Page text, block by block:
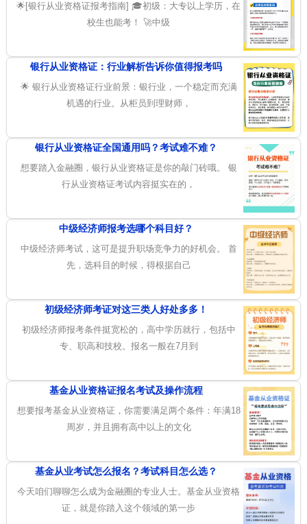
🌟[银行从业资格证报考指南] 🎓初级：大专以上学历，在
校生也能考！ 🚀中级
银行从业资格证：行业解析告诉你值得报考吗
🌟 银行从业资格证行业前景：银行业，一个稳定而充满
机遇的行业。从柜员到理财师，
银行从业资格证全国通用吗？考试难不难？
想要踏入金融圈，银行从业资格证是你的敲门砖哦。 银
行从业资格证考试内容挺实在的，
中级经济师报考选哪个科目好？
中级经济师考试，这可是提升职场竞争力的好机会。 首
先，选科目的时候，得根据自己
初级经济师考证对这三类人好处多多！
初级经济师报考条件挺宽松的，高中学历就行，包括中
专、职高和技校。报名一般在7月到
基金从业资格证报名考试及操作流程
想要报考基金从业资格证，你需要满足两个条件：年满18
周岁，并且拥有高中以上的文化
基金从业考试怎么报名？考试科目怎么选？
今天咱们聊聊怎么成为金融圈的专业人士。基金从业资格
证，就是你踏入这个领域的第一步